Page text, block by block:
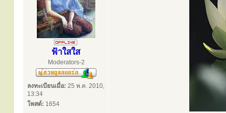
ฟ้าใสใส
Moderators-2
ลงทะเบียนเมื่อ: 25 พ.ค. 2010,
13:34
โพสต์: 1654